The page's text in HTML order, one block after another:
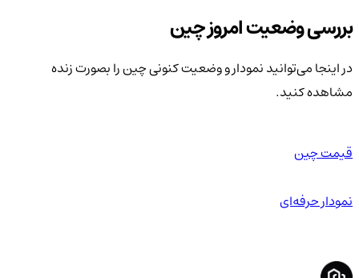
بررسی وضعیت امروز چین
در اینجا می‌توانید نمودار و وضعیت کنونی چین را بصورت زنده
مشاهده کنید.
قیمت چین
نمودار حرفه‌ای